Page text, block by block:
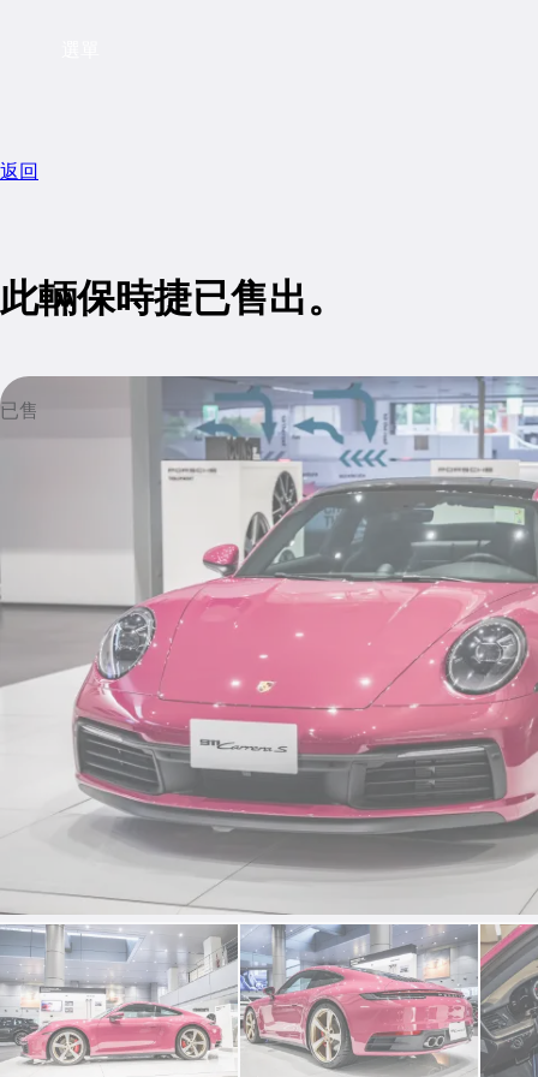
返回
此輛保時捷已售出。
已售